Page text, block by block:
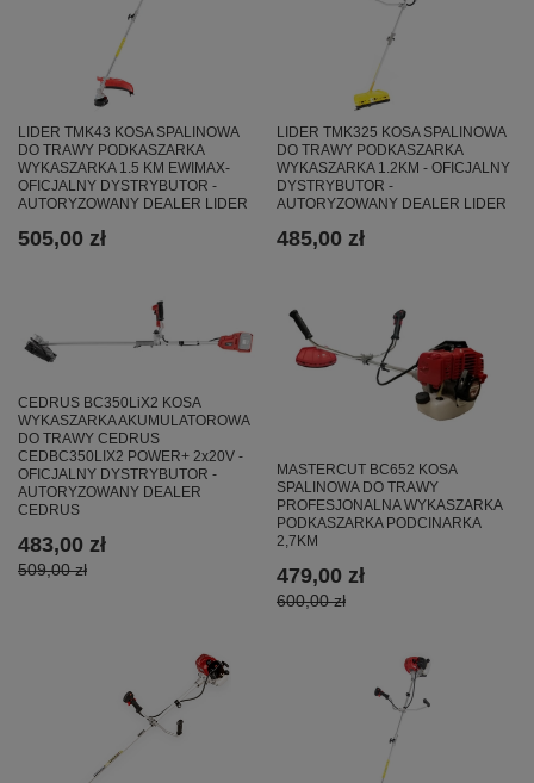
LIDER TMK43 KOSA SPALINOWA
DO TRAWY PODKASZARKA
WYKASZARKA 1.5 KM EWIMAX-
OFICJALNY DYSTRYBUTOR -
AUTORYZOWANY DEALER LIDER
505,00 zł
LIDER TMK325 KOSA SPALINOWA
DO TRAWY PODKASZARKA
WYKASZARKA 1.2KM - OFICJALNY
DYSTRYBUTOR -
AUTORYZOWANY DEALER LIDER
485,00 zł
CEDRUS BC350LiX2 KOSA
WYKASZARKA AKUMULATOROWA
DO TRAWY CEDRUS
CEDBC350LIX2 POWER+ 2x20V -
OFICJALNY DYSTRYBUTOR -
AUTORYZOWANY DEALER
CEDRUS
483,00 zł
509,00 zł
MASTERCUT BC652 KOSA
SPALINOWA DO TRAWY
PROFESJONALNA WYKASZARKA
PODKASZARKA PODCINARKA
2,7KM
479,00 zł
600,00 zł